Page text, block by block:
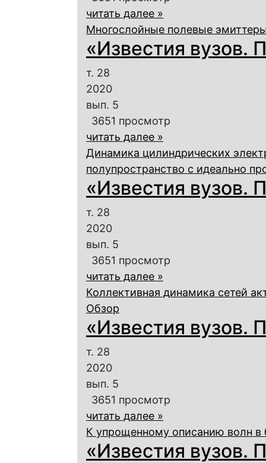
читать далее »
Многослойные полевые
«Известия
т. 28
2020
вып. 5
3651 просмотр
читать далее »
Динамика цилиндрических
полупространство с идеально
«Известия
т. 28
2020
вып. 5
3651 просмотр
читать далее »
Коллективная динамика сетей
Обзор
«Известия
т. 28
2020
вып. 5
3651 просмотр
читать далее »
К упрощенному описанию волн в
«Известия